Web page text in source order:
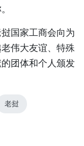
国家工商会向为
伟大友谊、特殊
团体和个人颁发
老挝